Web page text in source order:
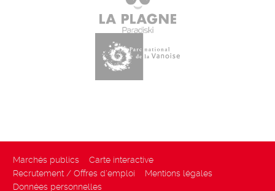
Marchés publics
Carte interactive
Recrutement / Offres d'emploi
Mentions légales
Données personnelles